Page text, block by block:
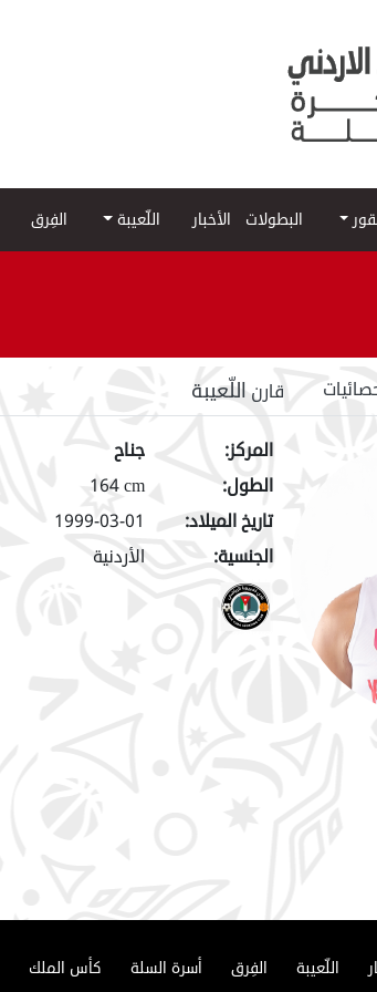
البطولات الأخبار اللّعيبة الفِرق
قارن اللّعيبة
المركز:
جناح
الطول:
164 cm
تاريخ الميلاد:
1999-03-01
الجنسية:
الأردنية
اللّعيبة الفِرق أسرة السلة كأس الملك